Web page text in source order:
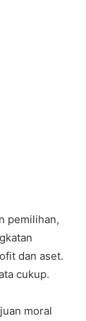
pemilihan,
dan aset.
cukup.
moral